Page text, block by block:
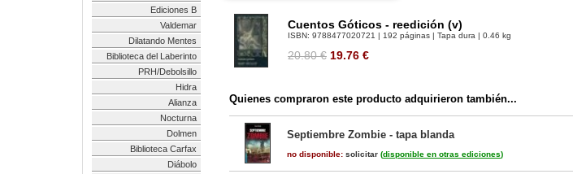
Ediciones B
Valdemar
Dilatando Mentes
Biblioteca del Laberinto
PRH/Debolsillo
Hidra
Alianza
Nocturna
Dolmen
Biblioteca Carfax
Diábolo
Cuentos Góticos - reedición (v)
ISBN: 9788477020721 | 192 páginas | Tapa dura | 0.46 kg
20.80 € 19.76 €
Quienes compraron este producto adquirieron también...
Septiembre Zombie - tapa blanda
no disponible: solicitar (disponible en otras ediciones)